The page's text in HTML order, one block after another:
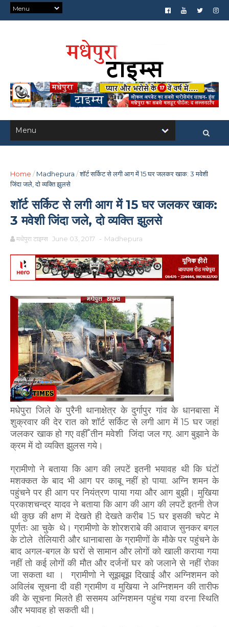
Home / Madhepura /शॉर्ट सर्किट से लगी आग में 15 घर जलकर खाक: 3 मवेशी
जिंदा जले, दो व्यक्ति झुलसे
शॉर्ट सर्किट से लगी आग में 15 घर जलकर खाक:
3 मवेशी जिंदा जले, दो व्यक्ति झुलसे
मधेपुरा टाइम्स June 03, 2017 - Madhepura
मधेपुरा जिले के पुरैनी थानाक्षेत्र के दुर्गापुर गांव के धानबासा में
शुक्रवार की देर रात को शॉर्ट सर्किट से लगी आग में 15 घर जहां
जलकर खाक हो गए वहीँ तीन मवेशी जिंदा जल गए. आग बुझाने के
क्रम में दो व्यक्ति झुलस गये।
ग्रामीणो ने बताया कि आग की लपटें इतनी भयावह थी कि घंटों
मशक्कत के बाद भी आग पर काबू नहीं हो पाया. अग्नि शमन के
पहुंचने पर ही आग पर नियंत्रण पाया गया और आग बुझी। मुखिया
प्रकाशचन्द्र यादव ने बताया कि आग की आग की लपटें इतनी तेज
थी कुछ की क्षण में देखते ही देखते करीब 15 घर इसकी चपेट मे
पूर्णतः आ चुके थे। ग्रामीणो के शोरशराबे की आवाज सुनकर बगल
के टोले तेलियारी और धानाबासा के ग्रामीणों के मौके पर पहुंचने के
बाद अगल-बगल के घरों से सामान और लोगों को खाली कराया गया
नहीं तो कई लोगों की मौत और दर्जनों घर को जलाने से नहीं रोका
जा सकता था । ग्रामीणो ने सूझबूझ दिखाई और अग्निशमन को
अविलंब सूचना दी वही ग्रामीण व मुखिया ने अग्निशमन की तारीफ
की के सूचना मिलते ही ससमय अग्निशमन पहुंच गया वरना स्थिति
और भयावह हो सकती थी।